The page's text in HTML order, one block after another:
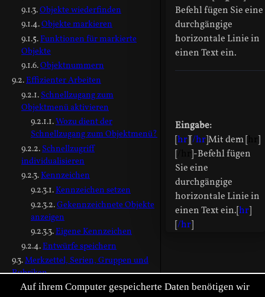
Objekte wiederfinden
Objekte markieren
Funktionen für markierte
Objekte
Objektnummern
Effizienter Arbeiten
Schnellzugang zum
Objektmenü aktivieren
Wozu dient der
Schnellzugang zum Objektmenü?
Schnellzugriff
individualisieren
Kennzeichen
Kennzeichen setzen
Gekennzeichnete Objekte
anzeigen
Eigene Kennzeichen
Entwürfe speichern
Merkzettel, Serien, Gruppen und
Rubriken
Arten von Objeklisten
Befehl fügen Sie eine
durchgängige
horizontale Linie in
einen Text ein.
Eingabe:
[hr][/hr]Mit dem [
]
[
]-Befehl fügen
Sie eine
durchgängige
horizontale Linie in
einen Text ein.[hr]
[/hr]
Auf ihrem Computer gespeicherte Daten benötigen wir